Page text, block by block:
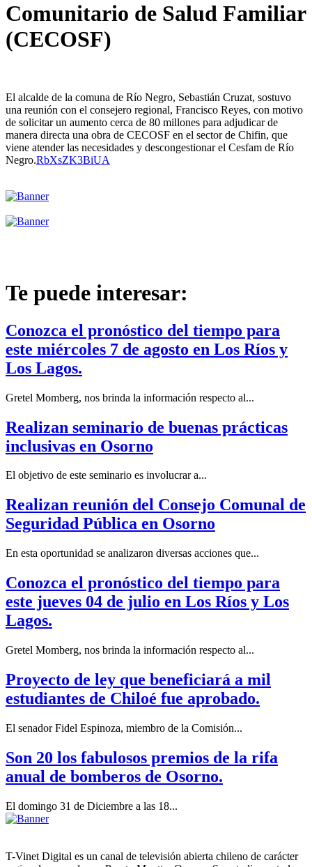
Comunitario de Salud Familiar
(CECOSF)
El alcalde de la comuna de Río Negro, Sebastián Cruzat, sostuvo
una reunión con el consejero regional, Francisco Reyes, con motivo
de solicitar un aumento cerca de 80 millones para adjudicar de
manera directa una obra de CECOSF en el sector de Chifin, que
viene atender las necesidades y descongestionar el Cesfam de Río
Negro.RbXsZK3BiUA
Te puede interesar:
Conozca el pronóstico del tiempo para
este miércoles 7 de agosto en Los Ríos y
Los Lagos.
Gretel Momberg, nos brinda la información respecto al...
Realizan seminario de buenas prácticas
inclusivas en Osorno
El objetivo de este seminario es involucrar a...
Realizan reunión del Consejo Comunal de
Seguridad Pública en Osorno
En esta oportunidad se analizaron diversas acciones que...
Conozca el pronóstico del tiempo para
este jueves 04 de julio en Los Ríos y Los
Lagos.
Gretel Momberg, nos brinda la información respecto al...
Proyecto de ley que beneficiará a mil
estudiantes de Chiloé fue aprobado.
El senador Fidel Espinoza, miembro de la Comisión...
Son 20 los fabulosos premios de la rifa
anual de bomberos de Osorno.
El domingo 31 de Diciembre a las 18...
T-Vinet Digital es un canal de televisión abierta chileno de carácter